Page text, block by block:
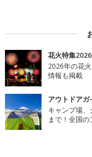
花火特集2026
2026年の花
情報も掲載
アウトドアガ
キャンプ場
まで！全国